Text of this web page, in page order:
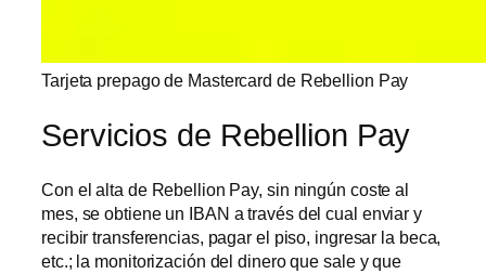
Tarjeta prepago de Mastercard de Rebellion Pay
Servicios de Rebellion Pay
Con el alta de Rebellion Pay, sin ningún coste al
mes, se obtiene un IBAN a través del cual enviar y
recibir transferencias, pagar el piso, ingresar la beca,
etc.; la monitorización del dinero que sale y que